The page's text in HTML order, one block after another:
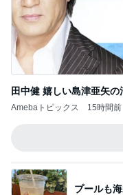
田中健 嬉しい島津亜矢の
Amebaトピックス 15時間前
プールも